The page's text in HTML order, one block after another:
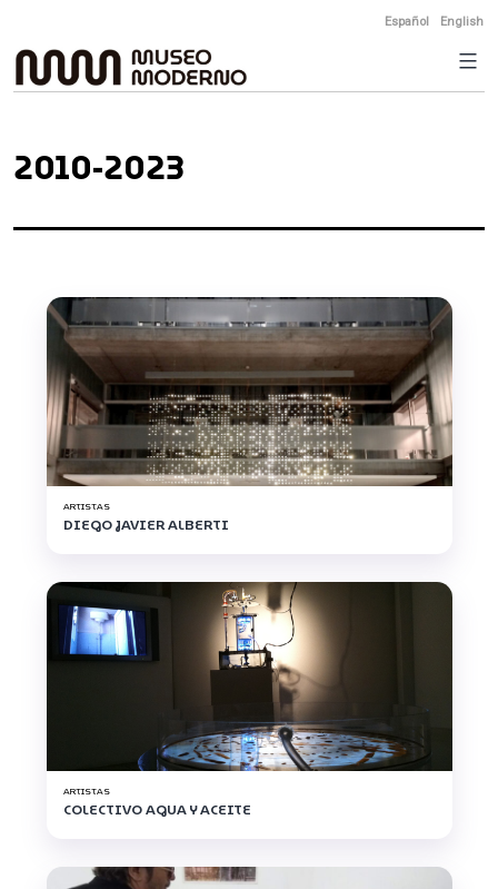
to
content
Español English
2010-2023
ARTISTAS
DIEGO JAVIER ALBERTI
ARTISTAS
COLECTIVO AGUA Y ACEITE